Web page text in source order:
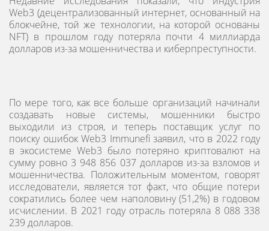
Web3 (децентрализованный интернет, основанный на
блокчейне, той же технологии, на которой основаны
NFT) в прошлом году потеряла почти 4 миллиарда
долларов из-за мошенничества и киберпреступности.
По мере того, как все больше организаций начинали
создавать новые системы, мошенники быстро
выходили из строя, и теперь поставщик услуг по
поиску ошибок Web3 Immunefi заявил, что в 2022 году
в экосистеме Web3 было потеряно криптовалют на
сумму ровно 3 948 856 037 долларов из-за взломов и
мошенничества. Положительным моментом, говорят
исследователи, является тот факт, что общие потери
сократились более чем наполовину (51,2%) в годовом
исчислении. В 2021 году отрасль потеряла 8 088 338
239 долларов.